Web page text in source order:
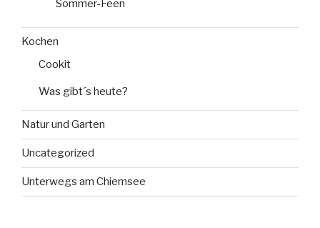
Sommer-Feen
Kochen
Cookit
Was gibt´s heute?
Natur und Garten
Uncategorized
Unterwegs am Chiemsee